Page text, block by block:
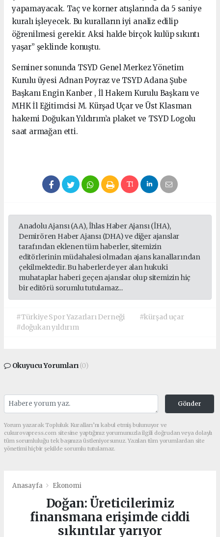
yapamayacak. Taç ve korner atışlarında da 5 saniye
kuralı işleyecek. Bu kuralların iyi analiz edilip
öğrenilmesi gerekir. Aksi halde birçok kulüp sıkıntı
yaşar” şeklinde konuştu.
Seminer sonunda TSYD Genel Merkez Yönetim
Kurulu üyesi Adnan Poyraz ve TSYD Adana Şube
Başkanı Engin Kanber , İl Hakem Kurulu Başkanı ve
MHK İl Eğitimcisi M. Kürşad Uçar ve Üst Klasman
hakemi Doğukan Yıldırım’a plaket ve TSYD Logolu
saat armağan etti.
Anadolu Ajansı (AA), İhlas Haber Ajansı (İHA),
Demirören Haber Ajansı (DHA) ve diğer ajanslar
tarafından eklenen tüm haberler, sitemizin
editörlerinin müdahalesi olmadan ajans kanallarından
çekilmektedir. Bu haberlerde yer alan hukuki
muhataplar haberi geçen ajanslar olup sitemizin hiç
bir editörü sorumlu tutulamaz...
#Türkiye Spor Yazarları Derneği
#kürşad uçar
#doğukan yıldırım
Okuyucu Yorumları(0)
Gönder
Yorum yazarak Topluluk Kuralları’nı kabul etmiş bulunuyor ve
cukurovapress.com sitesine yaptığınız yorumunuzla ilgili doğrudan veya dolaylı
tüm sorumluluğu tek başınıza üstleniyorsunuz. Yazılan tüm yorumlardan site
yönetimi hiçbir şekilde sorumlu tutulamaz.
Anasayfa Ekonomi
Doğan: Üreticilerimiz
finansmana erişimde ciddi
sıkıntılar yarıyor